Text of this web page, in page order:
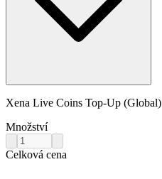
Xena Live Coins Top-Up (Global)
Množství
Celková cena